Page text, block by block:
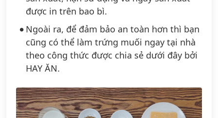
được in trên bao bì.
Ngoài ra, để đảm bảo an toàn hơn thì bạn
cũng có thể làm trứng muối ngay tại nhà
theo công thức được chia sẻ dưới đây bởi
HAY ĂN.